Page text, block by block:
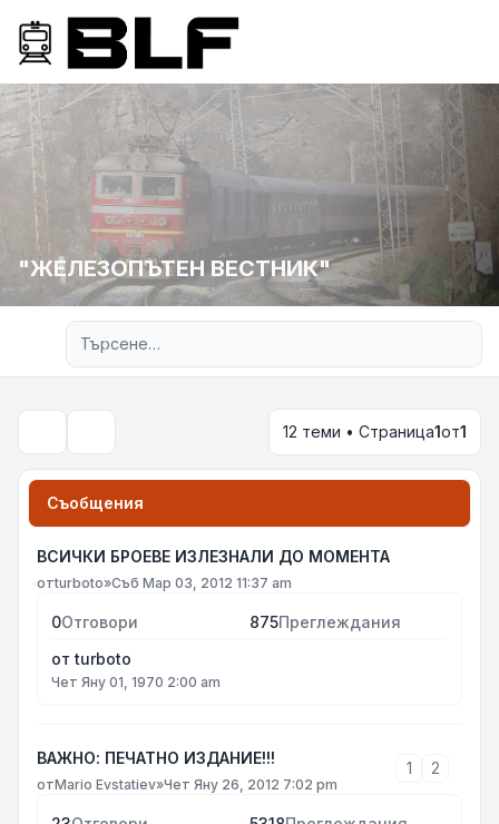
"ЖЕЛЕЗОПЪТЕН ВЕСТНИК"
12 теми • Страница1от1
Съобщения
ВСИЧКИ БРОЕВЕ ИЗЛЕЗНАЛИ ДО МОМЕНТА
отturboto»Съб Мар 03, 2012 11:37 am
0Отговори 875Преглеждания
отturboto
Чет Яну 01, 1970 2:00 am
ВАЖНО: ПЕЧАТНО ИЗДАНИЕ!!!
отMario Evstatiev»Чет Яну 26, 2012 7:02 pm
1 2